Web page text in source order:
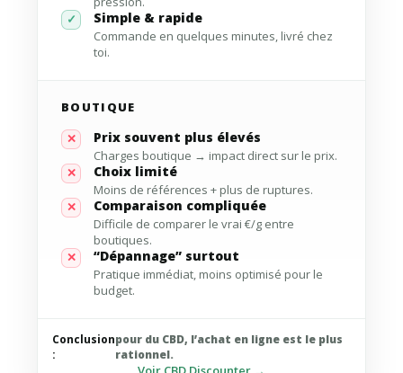
✓
Simple & rapide
Commande en quelques minutes, livré chez
toi.
BOUTIQUE
✕
Prix souvent plus élevés
Charges boutique → impact direct sur le prix.
✕
Choix limité
Moins de références + plus de ruptures.
✕
Comparaison compliquée
Difficile de comparer le vrai €/g entre
boutiques.
✕
“Dépannage” surtout
Pratique immédiat, moins optimisé pour le
budget.
Conclusion
:
pour du CBD, l’achat en ligne est le plus
rationnel.